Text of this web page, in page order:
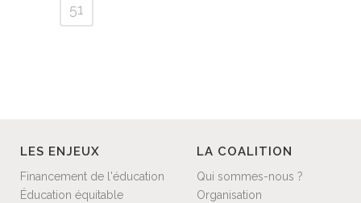
51
LES ENJEUX
Financement de l'éducation
Éducation équitable
LA COALITION
Qui sommes-nous ?
Organisation